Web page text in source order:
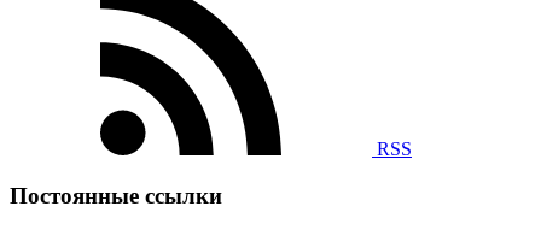
RSS
Постоянные ссылки